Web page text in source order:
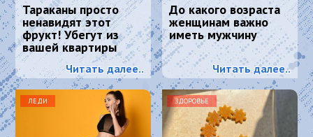
Тараканы просто
ненавидят этот
фрукт! Убегут из
вашей квартиры
навсегда
Читать далее..
До какого возраста
женщинам важно
иметь мужчину
Читать далее..
ЛЕДИ ЗДОРОВЬЕ